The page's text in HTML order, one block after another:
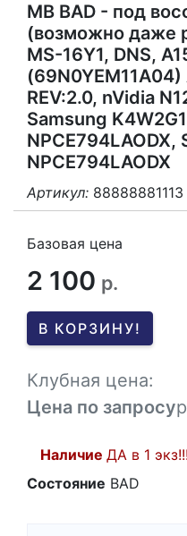
MB BAD - под
(возможно даже
MS-16Y1, DNS,
(69N0YEM11A04)
REV:2.0, nVidia
Samsung
NPCE794LAODX,
NPCE794LAODX
Артикул: 88888881113
Базовая цена
2 100 р.
В КОРЗИНУ!
Клубная цена:
Цена по запросу
Наличие ДА в 1 экз!!!
Состояние BAD